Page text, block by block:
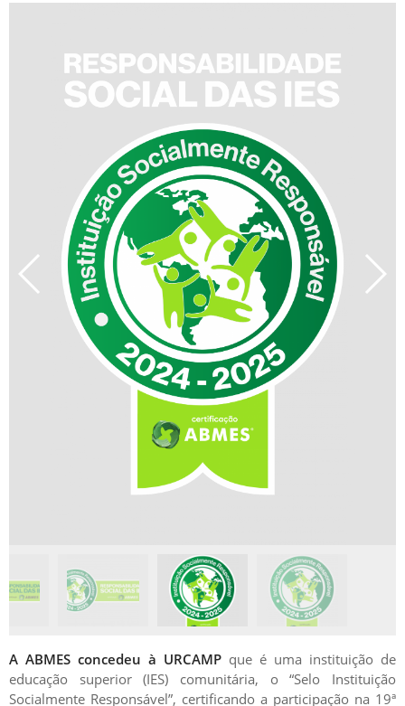
A ABMES concedeu à URCAMP que é uma instituição de
educação superior (IES) comunitária, o “Selo Instituição
Socialmente Responsável”, certificando a participação na 19ª